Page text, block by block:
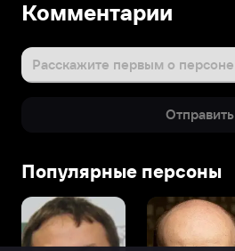
Комментарии
Расскажите первым о персоне
Отправить
Популярные персоны